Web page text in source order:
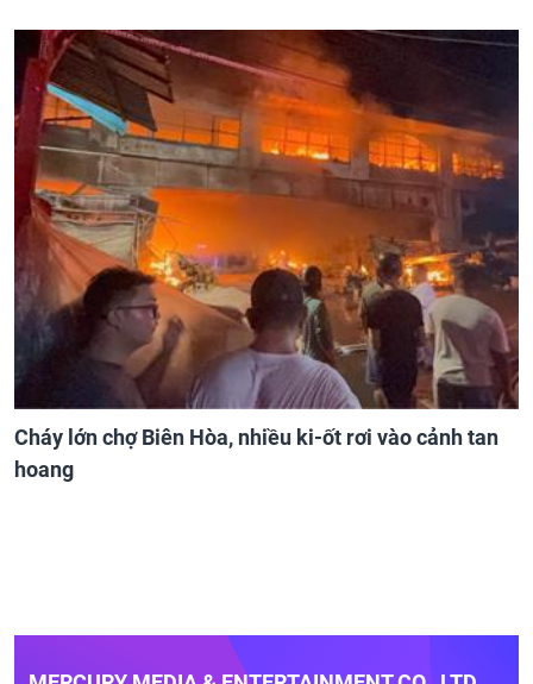
Cháy lớn chợ Biên Hòa, nhiều ki-ốt rơi vào cảnh tan
hoang